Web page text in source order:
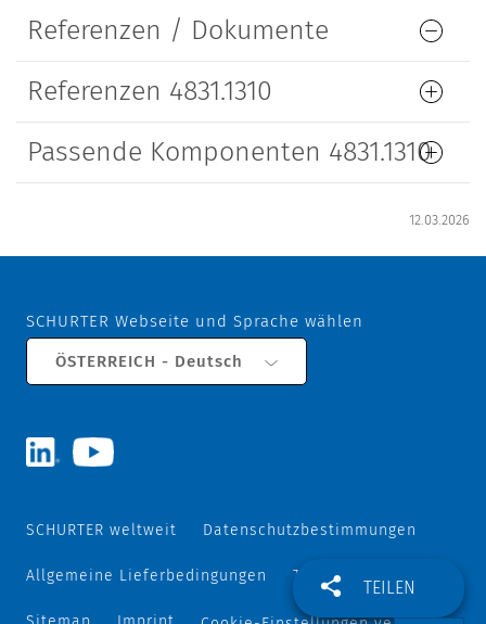
Referenzen / Dokumente
Referenzen 4831.1310
Passende Komponenten 4831.1310
12.03.2026
TEILEN
SCHURTER Webseite und Sprache wählen
ÖSTERREICH - Deutsch
SCHURTER weltweit Datenschutzbestimmungen
Allgemeine Lieferbedingungen Track and Trace